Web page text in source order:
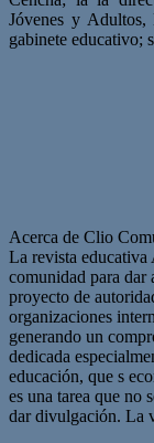
Jóvenes y Adultos,
gabinete educativo;
Acerca de Clio
La revista educativa
comunidad para dar
proyecto de
organizaciones
generando un
dedicada
educación, que s
es una tarea que no
dar divulgación. La